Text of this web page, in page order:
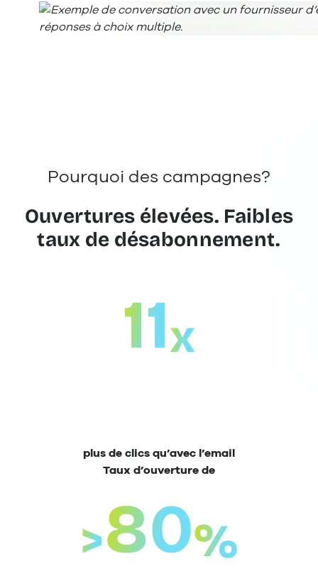
Pourquoi des campagnes?
Ouvertures élevées. Faibles
taux de désabonnement.
11x
plus de clics qu’avec l’email
Taux d’ouverture de
>80%